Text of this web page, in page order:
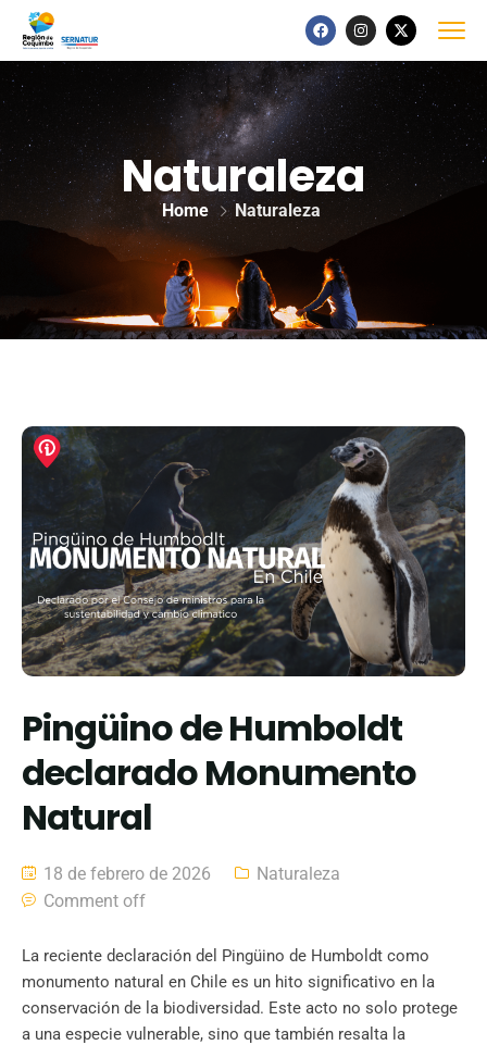
Naturaleza
Home Naturaleza
Pingüino de Humboldt
declarado Monumento
Natural
18 de febrero de 2026
Naturaleza
Comment off
La reciente declaración del Pingüino de Humboldt como
monumento natural en Chile es un hito significativo en la
conservación de la biodiversidad. Este acto no solo protege
a una especie vulnerable, sino que también resalta la